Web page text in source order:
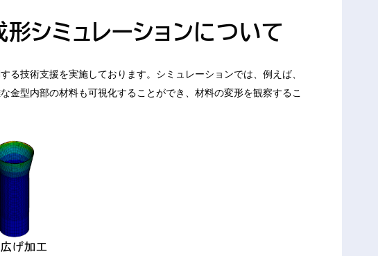
シミュレーションについて
技術支援を実施しております。シミュレーションでは、例えば、
金型内部の材料も可視化することができ、材料の変形を観察するこ